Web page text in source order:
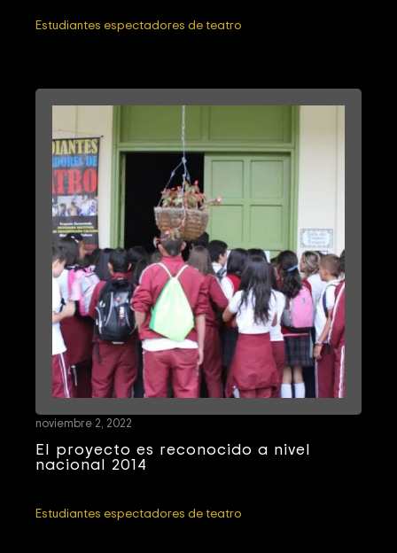
Estudiantes espectadores de teatro
El proyecto es reconocido a nivel
nacional 2014
noviembre 2, 2022
Estudiantes espectadores de teatro